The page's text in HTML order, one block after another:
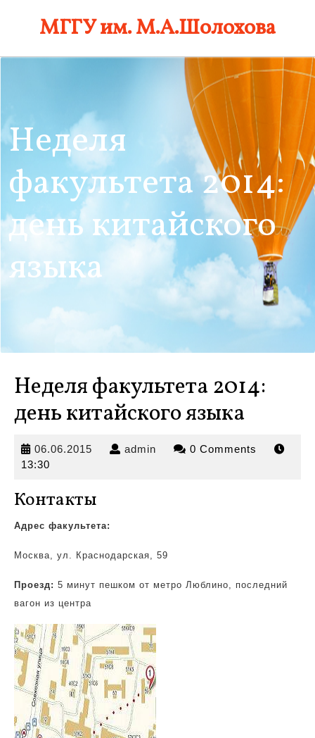
МГГУ им. М.А.Шолохова
Неделя
факультета 2014:
день китайского
языка
Неделя факультета 2014:
день китайского языка
06.06.2015 06.06.2015
admin admin 0 Comments
13:30
Контакты
Адрес факультета:
Москва, ул. Краснодарская, 59
Проезд: 5 минут пешком от метро Люблино, последний
вагон из центра